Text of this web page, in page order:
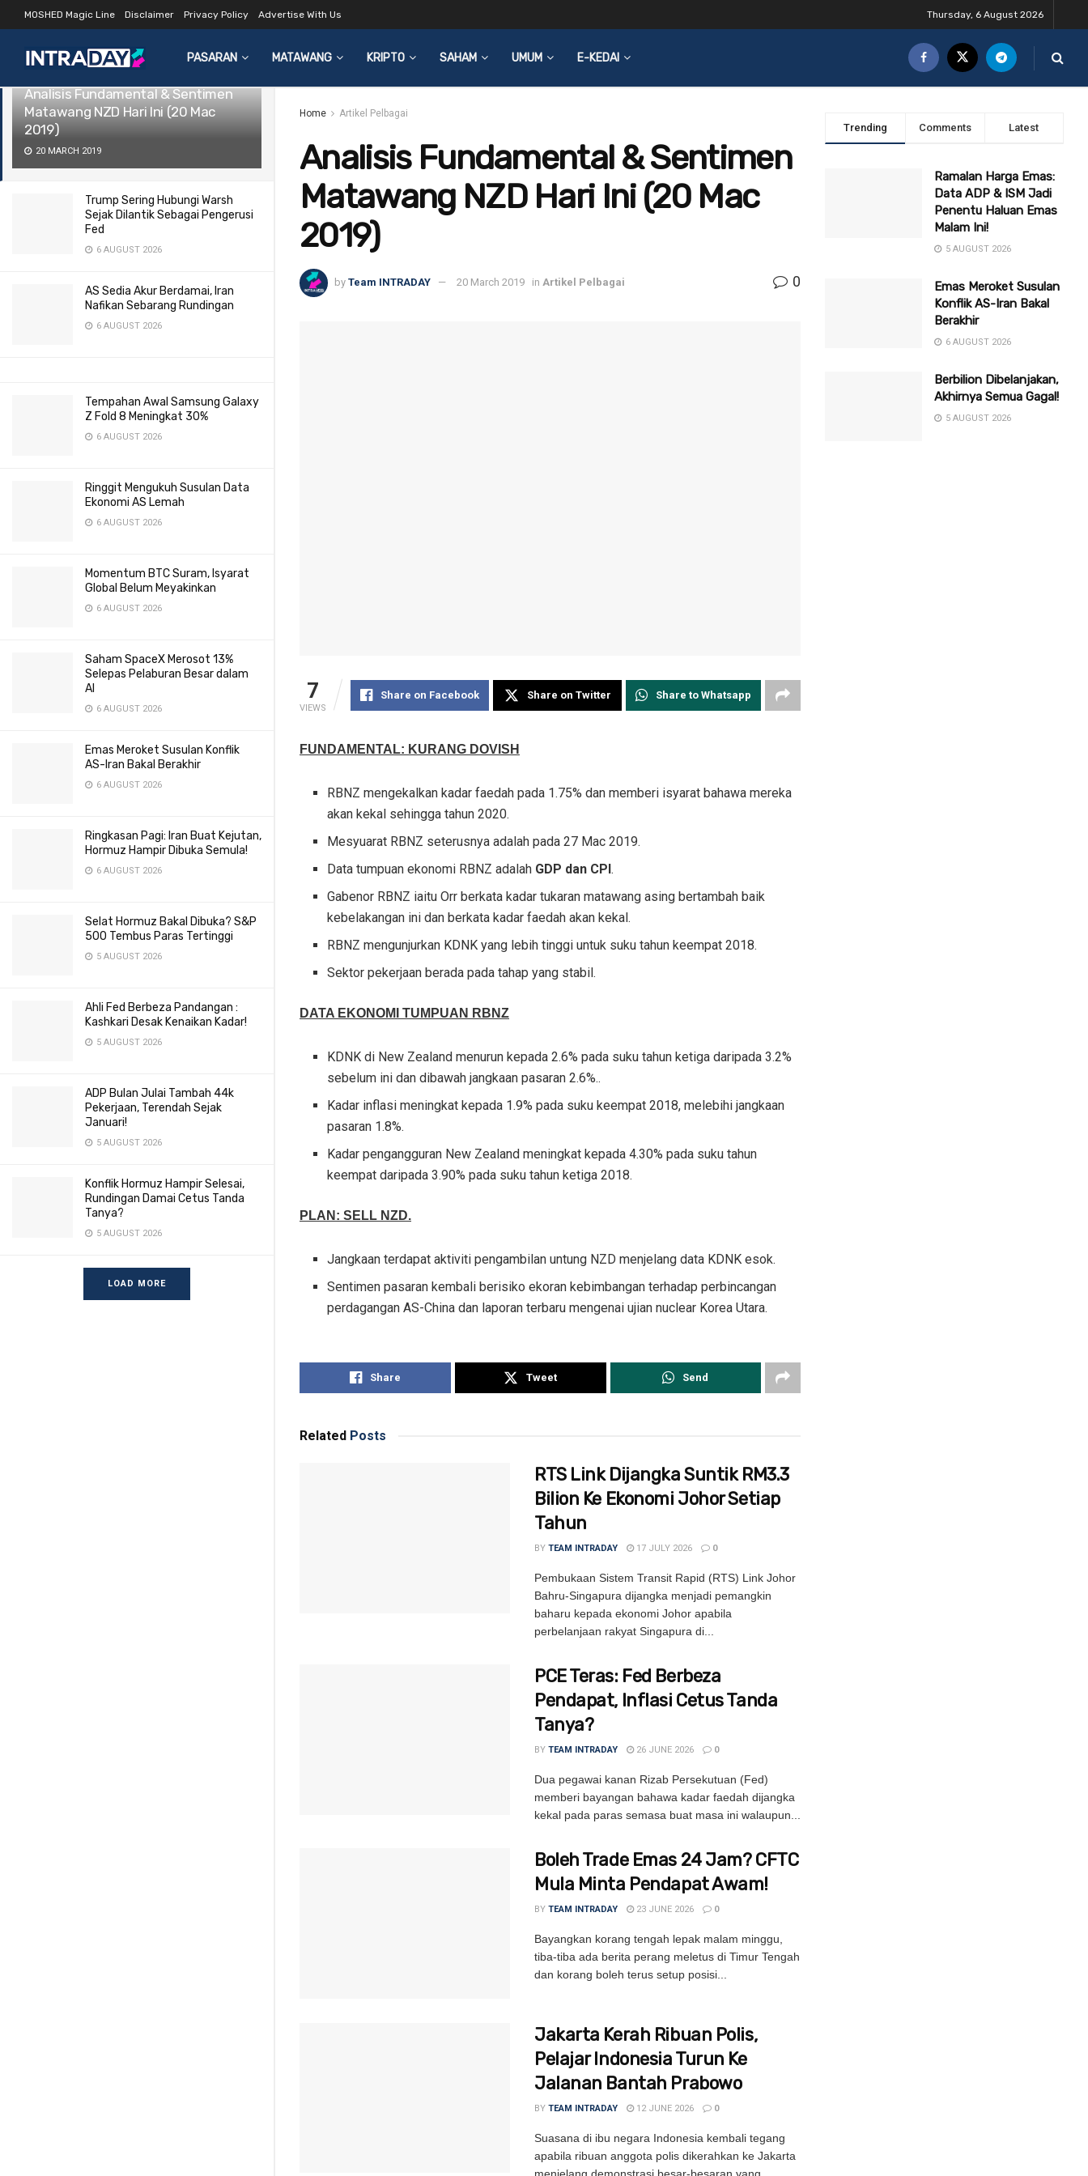
LATEST TRENDING Filter
Analisis Fundamental & Sentimen
Matawang NZD Hari Ini (20 Mac
2019)
20 MARCH 2019
Trump Sering Hubungi Warsh
Sejak Dilantik Sebagai Pengerusi
Fed
6 AUGUST 2026
AS Sedia Akur Berdamai, Iran
Nafikan Sebarang Rundingan
6 AUGUST 2026
Tempahan Awal Samsung Galaxy
Z Fold 8 Meningkat 30%
6 AUGUST 2026
Ringgit Mengukuh Susulan Data
Ekonomi AS Lemah
6 AUGUST 2026
Momentum BTC Suram, Isyarat
Global Belum Meyakinkan
6 AUGUST 2026
Saham SpaceX Merosot 13%
Selepas Pelaburan Besar dalam
AI
6 AUGUST 2026
Emas Meroket Susulan Konflik
AS-Iran Bakal Berakhir
6 AUGUST 2026
Ringkasan Pagi: Iran Buat Kejutan,
Hormuz Hampir Dibuka Semula!
6 AUGUST 2026
Selat Hormuz Bakal Dibuka? S&P
500 Tembus Paras Tertinggi
5 AUGUST 2026
Ahli Fed Berbeza Pandangan :
Kashkari Desak Kenaikan Kadar!
5 AUGUST 2026
ADP Bulan Julai Tambah 44k
Pekerjaan, Terendah Sejak
Januari!
5 AUGUST 2026
Konflik Hormuz Hampir Selesai,
Rundingan Damai Cetus Tanda
Tanya?
5 AUGUST 2026
LOAD MORE
MOSHED Magic Line Disclaimer Privacy Policy Advertise With Us Thursday, 6 August 2026
PASARAN MATAWANG KRIPTO SAHAM UMUM E-KEDAI
Home Artikel Pelbagai
Analisis Fundamental & Sentimen
Matawang NZD Hari Ini (20 Mac
2019)
by Team INTRADAY 20 March 2019 in Artikel Pelbagai 0
7
VIEWS
Share on Facebook Share on Twitter Share to Whatsapp
FUNDAMENTAL: KURANG DOVISH
RBNZ mengekalkan kadar faedah pada 1.75% dan memberi isyarat bahawa mereka
akan kekal sehingga tahun 2020.
Mesyuarat RBNZ seterusnya adalah pada 27 Mac 2019.
Data tumpuan ekonomi RBNZ adalah GDP dan CPI.
Gabenor RBNZ iaitu Orr berkata kadar tukaran matawang asing bertambah baik
kebelakangan ini dan berkata kadar faedah akan kekal.
RBNZ mengunjurkan KDNK yang lebih tinggi untuk suku tahun keempat 2018.
Sektor pekerjaan berada pada tahap yang stabil.
DATA EKONOMI TUMPUAN RBNZ
KDNK di New Zealand menurun kepada 2.6% pada suku tahun ketiga daripada 3.2%
sebelum ini dan dibawah jangkaan pasaran 2.6%..
Kadar inflasi meningkat kepada 1.9% pada suku keempat 2018, melebihi jangkaan
pasaran 1.8%.
Kadar pengangguran New Zealand meningkat kepada 4.30% pada suku tahun
keempat daripada 3.90% pada suku tahun ketiga 2018.
PLAN: SELL NZD.
Jangkaan terdapat aktiviti pengambilan untung NZD menjelang data KDNK esok.
Sentimen pasaran kembali berisiko ekoran kebimbangan terhadap perbincangan
perdagangan AS-China dan laporan terbaru mengenai ujian nuclear Korea Utara.
Share Tweet Send
Related Posts
RTS Link Dijangka Suntik RM3.3
Bilion Ke Ekonomi Johor Setiap
Tahun
BY TEAM INTRADAY 17 JULY 2026 0
Pembukaan Sistem Transit Rapid (RTS) Link Johor
Bahru-Singapura dijangka menjadi pemangkin
baharu kepada ekonomi Johor apabila
perbelanjaan rakyat Singapura di...
PCE Teras: Fed Berbeza
Pendapat, Inflasi Cetus Tanda
Tanya?
BY TEAM INTRADAY 26 JUNE 2026 0
Dua pegawai kanan Rizab Persekutuan (Fed)
memberi bayangan bahawa kadar faedah dijangka
kekal pada paras semasa buat masa ini walaupun...
Boleh Trade Emas 24 Jam? CFTC
Mula Minta Pendapat Awam!
BY TEAM INTRADAY 23 JUNE 2026 0
Bayangkan korang tengah lepak malam minggu,
tiba-tiba ada berita perang meletus di Timur Tengah
dan korang boleh terus setup posisi...
Jakarta Kerah Ribuan Polis,
Pelajar Indonesia Turun Ke
Jalanan Bantah Prabowo
BY TEAM INTRADAY 12 JUNE 2026 0
Suasana di ibu negara Indonesia kembali tegang
apabila ribuan anggota polis dikerahkan ke Jakarta
menjelang demonstrasi besar-besaran yang
Trending Comments Latest
Ramalan Harga Emas:
Data ADP & ISM Jadi
Penentu Haluan Emas
Malam Ini!
5 AUGUST 2026
Emas Meroket Susulan
Konflik AS-Iran Bakal
Berakhir
6 AUGUST 2026
Berbilion Dibelanjakan,
Akhirnya Semua Gagal!
5 AUGUST 2026